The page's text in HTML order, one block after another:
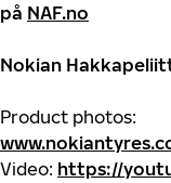
på NAF.no
Nokian
Product photos:
Video: https://